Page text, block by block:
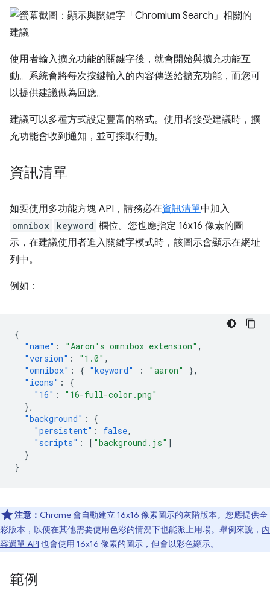
使用者輸入擴充功能的關鍵字後，就會開始與擴充功能互
動。系統會將每次按鍵輸入的內容傳送給擴充功能，而您可
以提供建議做為回應。
建議可以多種方式設定豐富的格式。使用者接受建議時，擴
充功能會收到通知，並可採取行動。
資訊清單
如要使用多功能方塊 API，請務必在資訊清單中加入
omnibox keyword 欄位。您也應指定 16x16 像素的圖
示，在建議使用者進入關鍵字模式時，該圖示會顯示在網址
列中。
例如：
{
"name" : "Aaron's omnibox extension" ,
"version" : "1.0" ,
"omnibox" : { "keyword" : "aaron"
},
"icons" :
{
"16" :
"16-full-color.png"
},
"background" :
{
"persistent" : false,
"scripts" : [ "background.js" ]
}
}
注意： Chrome 會自動建立 16x16 像素圖示的灰階版本。您應提供全
彩版本，以便在其他需要使用色彩的情況下也能派上用場。舉例來說， 內
容選單 API 也會使用 16x16 像素的圖示，但會以彩色顯示。
範例